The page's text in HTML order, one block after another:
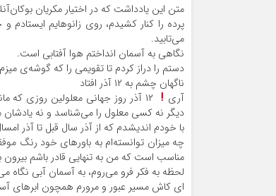
متن این یادداشت که در اختیار مکریان
پرده را کنار کشیدم، روی زانوهایم
می‌تابید.
نگاهی به آسمان انداختم هوا آفتابی است.
دستم را دراز کردم تا تقویمی را که گوشه‌ی
ناگهان چشم به ۱۲ آذر افتاد
آری
۱۲ آذر روز جهانی معلولین روزی
دیگر نه کسی معلول را می‌شناسد و نه
با خودم اندیشدم که از آذر سال قبل تا آذر
چه میزان توانسته‌ام به باورهای خود رنگ
مناسب است که من به تنهایی قادر باشم بیرون
لحظه به فکر فرو می‌روم، به آسمان آبی نگاه
ای کاش مسیر عبور و مرورم همچون ابرهای